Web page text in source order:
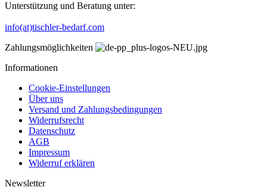
Unterstützung und Beratung unter:
info(at)tischler-bedarf.com
Zahlungsmöglichkeiten
Informationen
Cookie-Einstellungen
Über uns
Versand und Zahlungsbedingungen
Widerrufsrecht
Datenschutz
AGB
Impressum
Widerruf erklären
Newsletter